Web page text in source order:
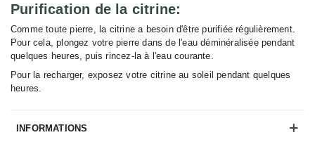
Purification de la citrine:
Comme toute pierre, la citrine a besoin d'être purifiée régulièrement.
Pour cela, plongez votre pierre dans de l'eau déminéralisée pendant
quelques heures, puis rincez-la à l'eau courante.
Pour la recharger, exposez votre citrine au soleil pendant quelques
heures.
INFORMATIONS